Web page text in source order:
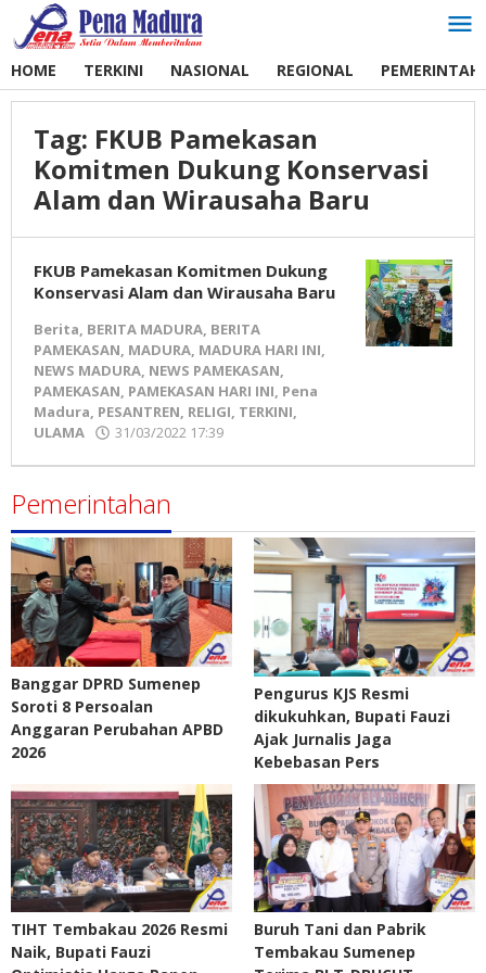
Lewati
ke
HOME TERKINI NASIONAL REGIONAL
Tag: FKUB Pamekasan
Komitmen Dukung Konservasi
Alam dan Wirausaha Baru
FKUB Pamekasan Komitmen Dukung
Konservasi Alam dan Wirausaha Baru
Berita, BERITA MADURA, BERITA
PAMEKASAN, MADURA, MADURA HARI INI,
NEWS MADURA, NEWS PAMEKASAN,
PAMEKASAN, PAMEKASAN HARI INI, Pena
Madura, PESANTREN, RELIGI, TERKINI,
ULAMA
31/03/2022 17:39
Madura
Pemerintahan
Banggar DPRD Sumenep
Soroti 8 Persoalan
Anggaran Perubahan APBD
2026
Pengurus KJS Resmi
dikukuhkan, Bupati Fauzi
Ajak Jurnalis Jaga
Kebebasan Pers
TIHT Tembakau 2026 Resmi
Naik, Bupati Fauzi
Buruh Tani dan Pabrik
Tembakau Sumenep